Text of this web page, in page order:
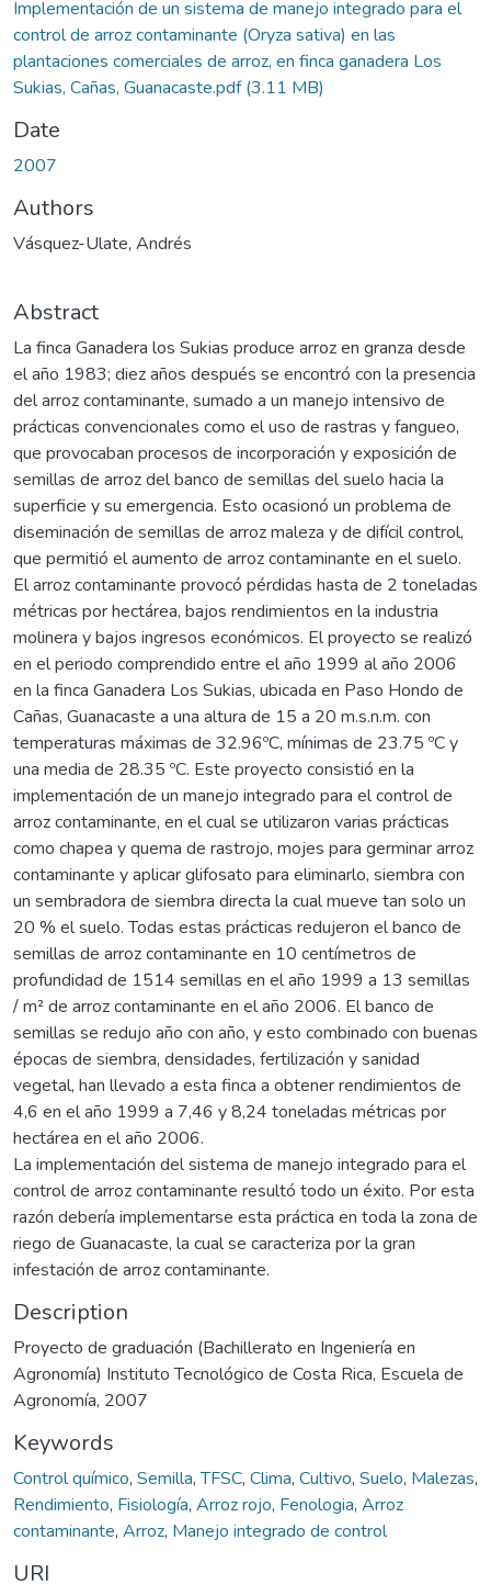
Implementación de un sistema de manejo integrado para el
control de arroz contaminante (Oryza sativa) en las
plantaciones comerciales de arroz, en finca ganadera Los
Sukias, Cañas, Guanacaste.pdf(3.11 MB)
Date
2007
Authors
Vásquez-Ulate, Andrés
Abstract
La finca Ganadera los Sukias produce arroz en granza desde
el año 1983; diez años después se encontró con la presencia
del arroz contaminante, sumado a un manejo intensivo de
prácticas convencionales como el uso de rastras y fangueo,
que provocaban procesos de incorporación y exposición de
semillas de arroz del banco de semillas del suelo hacia la
superficie y su emergencia. Esto ocasionó un problema de
diseminación de semillas de arroz maleza y de difícil control,
que permitió el aumento de arroz contaminante en el suelo.
El arroz contaminante provocó pérdidas hasta de 2 toneladas
métricas por hectárea, bajos rendimientos en la industria
molinera y bajos ingresos económicos. El proyecto se realizó
en el periodo comprendido entre el año 1999 al año 2006
en la finca Ganadera Los Sukias, ubicada en Paso Hondo de
Cañas, Guanacaste a una altura de 15 a 20 m.s.n.m. con
temperaturas máximas de 32.96ºC, mínimas de 23.75 ºC y
una media de 28.35 ºC. Este proyecto consistió en la
implementación de un manejo integrado para el control de
arroz contaminante, en el cual se utilizaron varias prácticas
como chapea y quema de rastrojo, mojes para germinar arroz
contaminante y aplicar glifosato para eliminarlo, siembra con
un sembradora de siembra directa la cual mueve tan solo un
20 % el suelo. Todas estas prácticas redujeron el banco de
semillas de arroz contaminante en 10 centímetros de
profundidad de 1514 semillas en el año 1999 a 13 semillas
/ m² de arroz contaminante en el año 2006. El banco de
semillas se redujo año con año, y esto combinado con buenas
épocas de siembra, densidades, fertilización y sanidad
vegetal, han llevado a esta finca a obtener rendimientos de
4,6 en el año 1999 a 7,46 y 8,24 toneladas métricas por
hectárea en el año 2006.
La implementación del sistema de manejo integrado para el
control de arroz contaminante resultó todo un éxito. Por esta
razón debería implementarse esta práctica en toda la zona de
riego de Guanacaste, la cual se caracteriza por la gran
infestación de arroz contaminante.
Description
Proyecto de graduación (Bachillerato en Ingeniería en
Agronomía) Instituto Tecnológico de Costa Rica, Escuela de
Agronomía, 2007
Keywords
Control químico, Semilla,TFSC, Clima, Cultivo, Suelo, Malezas,
Rendimiento, Fisiología, Arroz rojo, Fenologia, Arroz
contaminante, Arroz, Manejo integrado de control
URI